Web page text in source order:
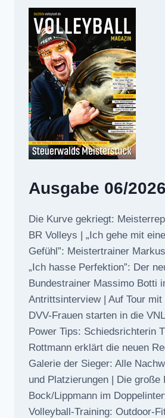
Ausgabe 06/2026
Die Kurve gekriegt:
BR Volleys | „Ich gehe mit
Gefühl”: Meistertrainer
„Ich hasse Perfektion”: Der
Bundestrainer Massimo Botti
Antrittsinterview | Auf Tour mit
DVV-Frauen starten in die
Power Tips: Schiedsrichterin
Rottmann erklärt die neuen
Galerie der Sieger: Alle
und Platzierungen | Die große
Bock/Lippmann im
Volleyball-Training: Outdoor-